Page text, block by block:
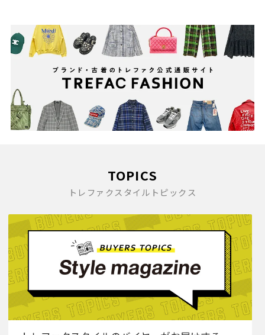
TOPICS
トレファクスタイルトピックス